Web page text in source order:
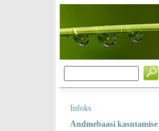
Infoks
Andmebaasi kasutamise